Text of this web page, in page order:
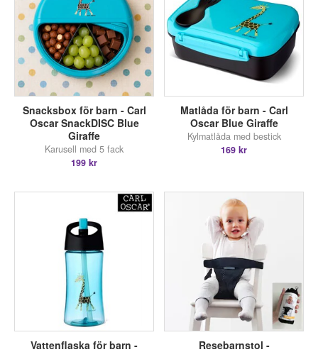
Snacksbox för barn - Carl
Oscar SnackDISC Blue
Giraffe
Karusell med 5 fack
199 kr
Matlåda för barn - Carl
Oscar Blue Giraffe
Kylmatlåda med bestick
169 kr
Vattenflaska för barn -
Resebarnstol -